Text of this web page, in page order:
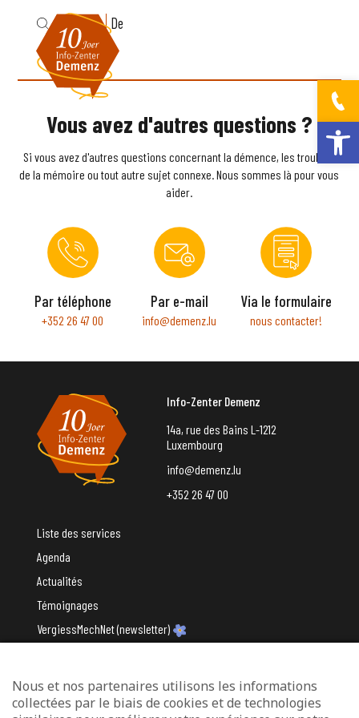
Ouvrir la
Fr De
Vous avez d'autres questions ?
Si vous avez d'autres questions concernant la démence, les troubles
de la mémoire ou tout autre sujet connexe. Nous sommes là pour vous
aider.
Par téléphone
+352 26 47 00
Par e-mail
info@demenz.lu
Via le formulaire
nous contacter!
Info-Zenter Demenz
14a, rue des Bains L-1212
Luxembourg
info@demenz.lu
+352 26 47 00
Liste des services
Agenda
Actualités
Témoignages
VergiessMechNet (newsletter)
Avec le soutien du
Nous et nos partenaires utilisons les informations
collectées par le biais de cookies et de technologies